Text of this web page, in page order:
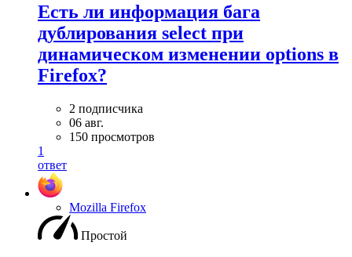
Есть ли информация бага
дублирования select при
динамическом изменении options в
Firefox?
2 подписчика
06 авг.
150 просмотров
1
ответ
Mozilla Firefox
Простой